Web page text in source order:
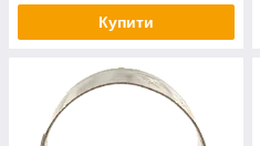
Купити